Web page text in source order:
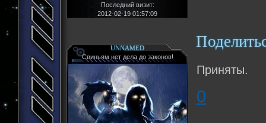
Последний визит:
2012-02-19 01:57:09
UNNAMED
Свиньям нет дела до законов!
Приняты.
0